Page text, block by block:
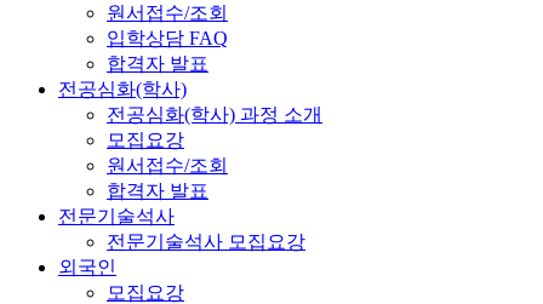
원서접수/조회
입학상담 FAQ
합격자 발표
전공심화(학사)
전공심화(학사) 과정 소개
모집요강
원서접수/조회
합격자 발표
전문기술석사
전문기술석사 모집요강
외국인
모집요강